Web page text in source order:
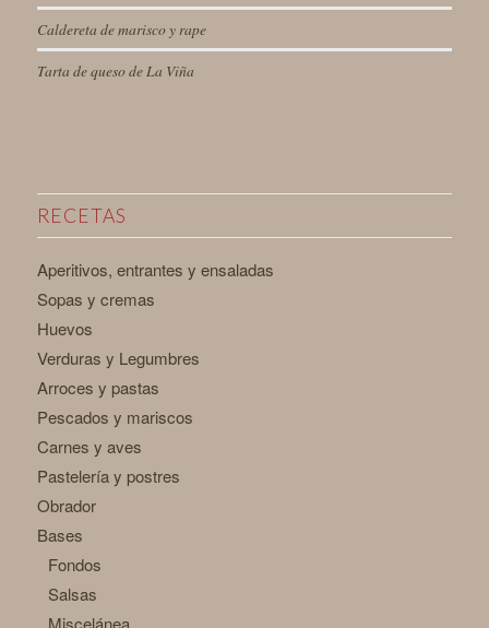
Caldereta de marisco y rape
Tarta de queso de La Viña
RECETAS
Aperitivos, entrantes y ensaladas
Sopas y cremas
Huevos
Verduras y Legumbres
Arroces y pastas
Pescados y mariscos
Carnes y aves
Pastelería y postres
Obrador
Bases
Fondos
Salsas
Miscelánea